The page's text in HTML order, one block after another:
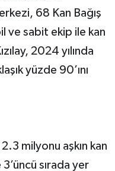
68 Kan Bağış
ve sabit ekip ile kan
2024 yılında
yüzde 90’ını
2.3 milyonu aşkın kan
sırada yer